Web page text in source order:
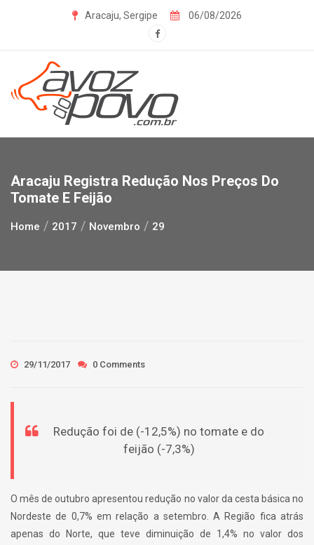
Aracaju, Sergipe 06/08/2026
Aracaju Registra Redução Nos Preços Do
Tomate E Feijão
Home 2017 Novembro 29
29/11/2017 0 Comments
Redução foi de (-12,5%) no tomate e do
feijão (-7,3%)
O mês de outubro apresentou redução no valor da cesta básica no
Nordeste de 0,7% em relação a setembro. A Região fica atrás
apenas do Norte, que teve diminuição de 1,4% no valor dos